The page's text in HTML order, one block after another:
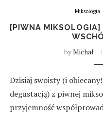
Miksologia
[PIWNA
byMichał
Dzisiaj swoisty (i
degustacją) z piwnej
przyjemność